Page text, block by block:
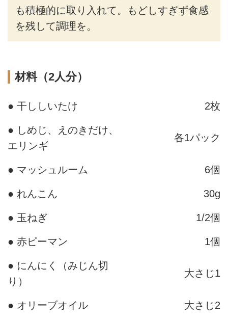
も積極的に取り入れて。もどしすぎず食感
を残して調理を。
材料（2人分）
● 干ししいたけ 2枚
● しめじ、えのきだけ、
エリンギ
各1パック
● マッシュルーム 6個
● れんこん 30g
● 玉ねぎ 1/2個
● 赤ピーマン 1個
● にんにく（みじん切
り）
大さじ1
● オリーブオイル 大さじ2